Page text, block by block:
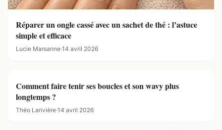
Réparer un ongle cassé avec un sachet de thé : l’astuce
simple et efficace
Lucie Marsanne·14 avril 2026
Comment faire tenir ses boucles et son wavy plus
longtemps ?
Théo Larivière·14 avril 2026